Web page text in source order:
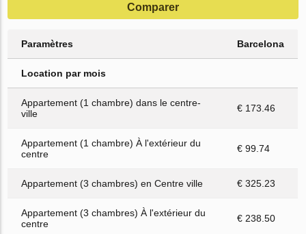
Comparer
Paramètres Barcelona
Location par mois
Appartement (1 chambre) dans le centre-
ville
€ 173.46
Appartement (1 chambre) À l'extérieur du
centre
€ 99.74
Appartement (3 chambres) en Centre ville € 325.23
Appartement (3 chambres) À l'extérieur du
centre
€ 238.50